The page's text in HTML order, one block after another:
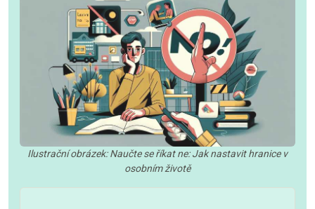
Ilustrační obrázek: Naučte se říkat ne: Jak nastavit hranice v
osobním životě